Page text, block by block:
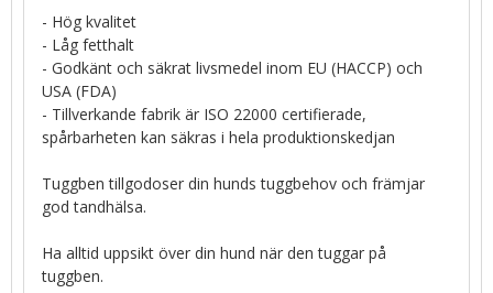
- Hög kvalitet
- Låg fetthalt
- Godkänt och säkrat livsmedel inom EU (HACCP) och
USA (FDA)
- Tillverkande fabrik är ISO 22000 certifierade,
spårbarheten kan säkras i hela produktionskedjan
Tuggben tillgodoser din hunds tuggbehov och främjar
god tandhälsa.
Ha alltid uppsikt över din hund när den tuggar på
tuggben.